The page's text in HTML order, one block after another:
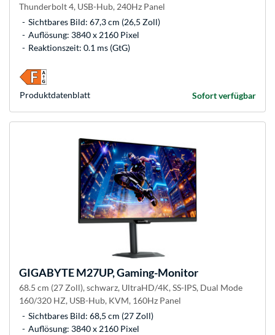
Thunderbolt 4, USB-Hub, 240Hz Panel
Sichtbares Bild: 67,3 cm (26,5 Zoll)
Auflösung: 3840 x 2160 Pixel
Reaktionszeit: 0.1 ms (GtG)
Sofort verfügbar
Produkt­datenblatt
GIGABYTEM27UP, Gaming-Monitor
68.5 cm (27 Zoll), schwarz, UltraHD/4K, SS-IPS, Dual Mode
160/320 HZ, USB-Hub, KVM, 160Hz Panel
Sichtbares Bild: 68,5 cm (27 Zoll)
Auflösung: 3840 x 2160 Pixel